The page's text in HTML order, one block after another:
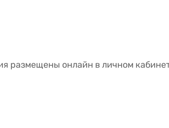
размещены онлайн в личном